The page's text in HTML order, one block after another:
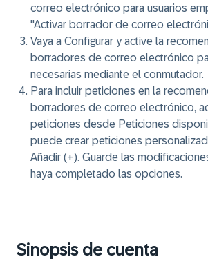
correo electrónico para usuarios
"Activar borrador de correo
Vaya a Configurar y active la
borradores de correo electrónico
necesarias mediante el conmutador.
Para incluir peticiones en la
borradores de correo electrónico,
peticiones desde Peticiones
puede crear peticiones
Añadir (+). Guarde las
haya completado las opciones.
Sinopsis de cuenta